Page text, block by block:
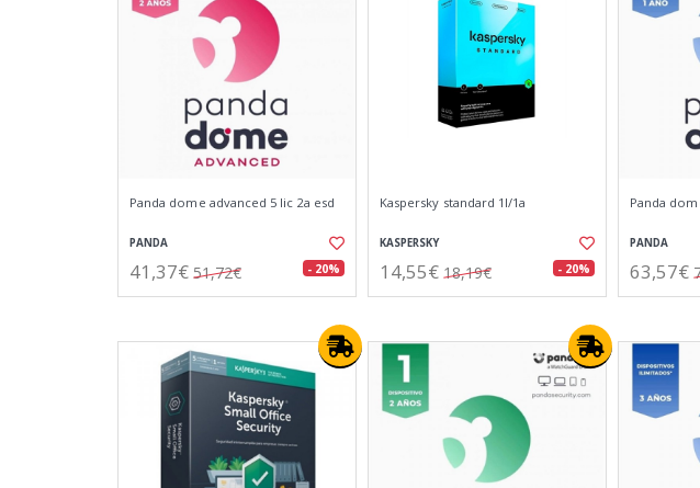
Panda dome advanced 5 lic 2a esd
PANDA
41,37€ 51,72€ - 20%
Kaspersky standard 1l/1a
KASPERSKY
14,55€ 18,19€ - 20%
Panda
PANDA
63,57€